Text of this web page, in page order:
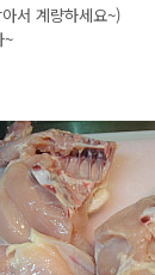
서 계량하세요~)
~